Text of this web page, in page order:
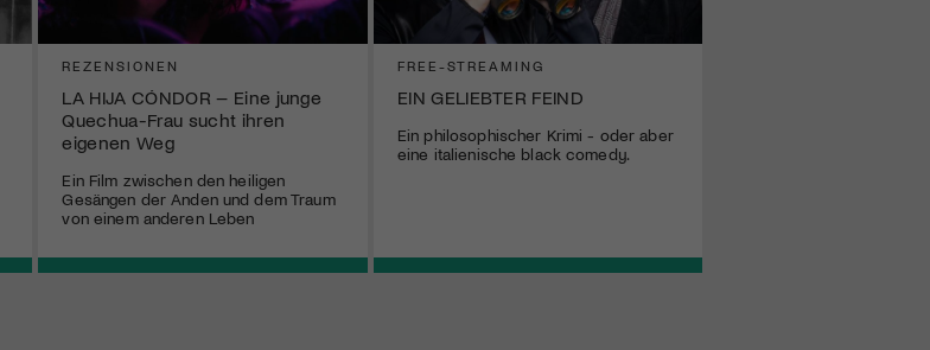
REZENSIONEN
LA HIJA CÓNDOR – Eine junge
Quechua-Frau sucht ihren
eigenen Weg
Ein Film zwischen den heiligen
Gesängen der Anden und dem Traum
von einem anderen Leben
FREE-STREAMING
EIN GELIEBTER FEIND
Ein philosophischer Krimi - oder aber
eine italienische black comedy.